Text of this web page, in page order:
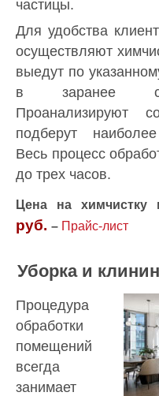
частицы.
Для удобства
осуществляют
выедут по
в заранее
Проанализируют
подберут
Весь процесс
до трех часов.
Цена на
руб. – Прайс-лист
Уборка и
Процедура
обработки
помещений
всегда
занимает